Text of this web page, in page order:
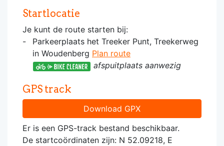
Startlocatie
Je kunt de route starten bij:
Parkeerplaats het Treeker Punt, Treekerweg
in Woudenberg Plan route
afspuitplaats aanwezig
GPS track
Download GPX
Er is een GPS-track bestand beschikbaar.
De startcoördinaten zijn: N 52.09218, E